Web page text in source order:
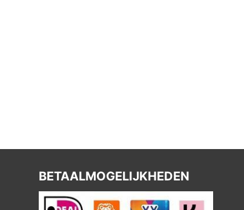
BETAALMOGELIJKHEDEN